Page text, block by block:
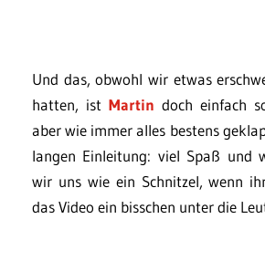
Und das, obwohl wir etwas
hatten, ist Martin doch einfach
aber wie immer alles bestens
langen Einleitung: viel Spaß und
wir uns wie ein Schnitzel, wenn
das Video ein bisschen unter die